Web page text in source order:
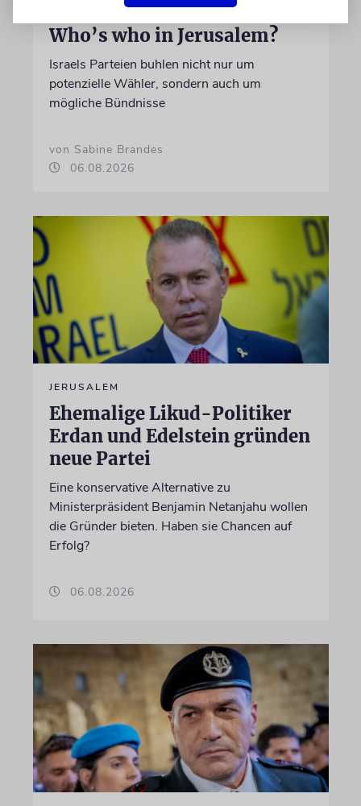
WAHLKAMPF
Who’s who in Jerusalem?
Israels Parteien buhlen nicht nur um
potenzielle Wähler, sondern auch um
mögliche Bündnisse
von Sabine Brandes
06.08.2026
JERUSALEM
Ehemalige Likud-Politiker
Erdan und Edelstein gründen
neue Partei
Eine konservative Alternative zu
Ministerpräsident Benjamin Netanjahu wollen
die Gründer bieten. Haben sie Chancen auf
Erfolg?
06.08.2026